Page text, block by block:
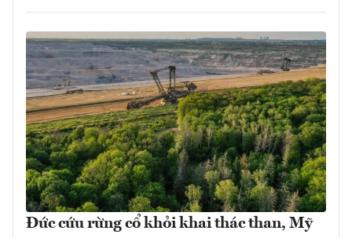
Đức cứu rừng cổ khỏi khai thác than, Mỹ